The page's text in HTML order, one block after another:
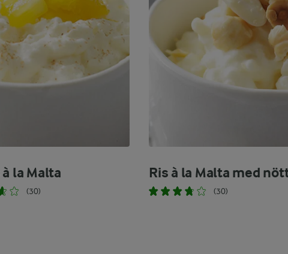
la Malta
(30)
Ris à la Malta med
(30)